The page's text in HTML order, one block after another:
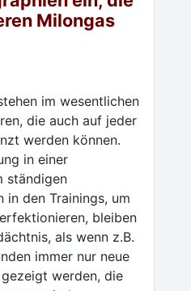
Milongas
im wesentlichen
die auch auf jeder
werden können.
in einer
ständigen
in den Trainings, um
bleiben
als wenn z.B.
immer nur neue
werden, die